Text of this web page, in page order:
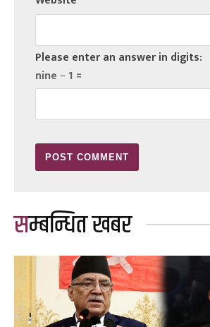
Please enter an answer in digits:
nine − 1 =
सम्बन्धित खबर